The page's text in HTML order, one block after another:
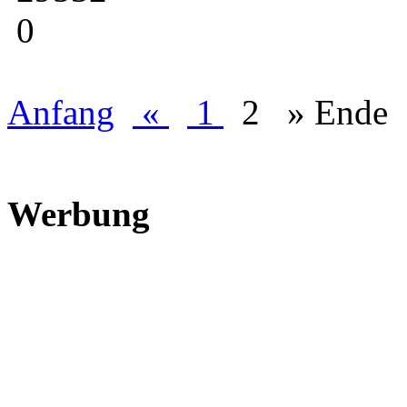
0
Anfang « 1 2 » Ende
Werbung